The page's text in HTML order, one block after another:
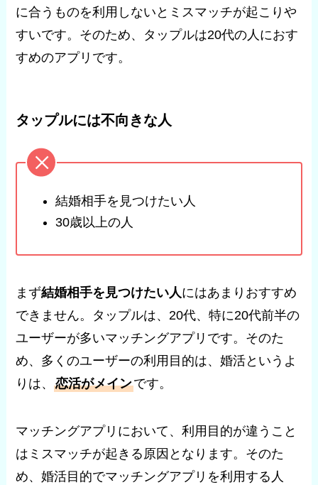
に合うものを利用しないとミスマッチが起こりや
すいです。そのため、タップルは20代の人におす
すめのアプリです。
タップルには不向きな人
結婚相手を見つけたい人
30歳以上の人
まず結婚相手を見つけたい人にはあまりおすすめ
できません。タップルは、20代、特に20代前半の
ユーザーが多いマッチングアプリです。そのた
め、多くのユーザーの利用目的は、婚活というよ
りは、恋活がメインです。
マッチングアプリにおいて、利用目的が違うこと
はミスマッチが起きる原因となります。そのた
め、婚活目的でマッチングアプリを利用する人